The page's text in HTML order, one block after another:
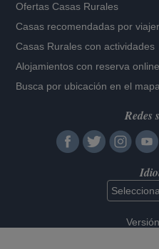
Ofertas Casas Rurales
Casas recomendadas por
Casas Rurales con actividades
Alojamientos con reserva online
Busca por ubicación en el mapa
Redes